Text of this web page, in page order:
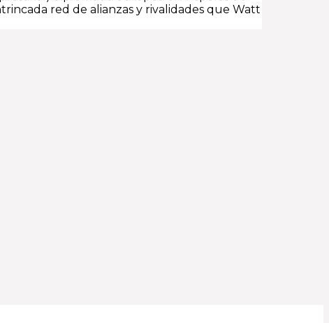
red de alianzas y rivalidades que Watt